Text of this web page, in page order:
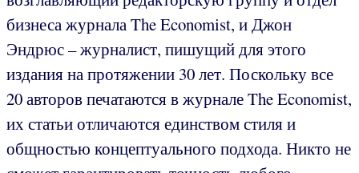
бизнеса журнала The Economist, и Джон
Эндрюс – журналист, пишущий для этого
издания на протяжении 30 лет. Поскольку все
20 авторов печатаются в журнале The Economist,
их статьи отличаются единством стиля и
общностью концептуального подхода. Никто не